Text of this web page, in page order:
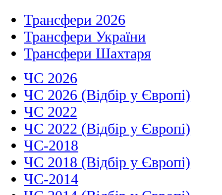
Трансфери 2026
Трансфери України
Трансфери Шахтаря
ЧС 2026
ЧС 2026 (Відбір у Європі)
ЧС 2022
ЧС 2022 (Відбір у Європі)
ЧС-2018
ЧС 2018 (Відбір у Європі)
ЧС-2014